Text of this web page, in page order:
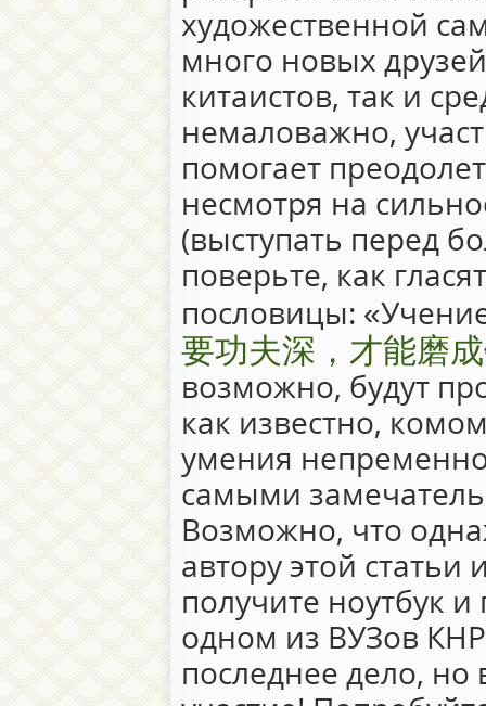
художественной
много новых
китаистов, так и
немаловажно,
помогает
несмотря на
(выступать перед
поверьте, как
пословицы:
要功夫深，才能磨
возможно, будут
как известно,
умения
самыми
Возможно, что
автору этой статьи
получите ноутбук
одном из ВУЗов
последнее дело, но